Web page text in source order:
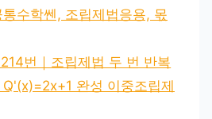
수학쎈, 조립제법응용, 몫
번｜조립제법 두 번 반복
완성 이중조립제